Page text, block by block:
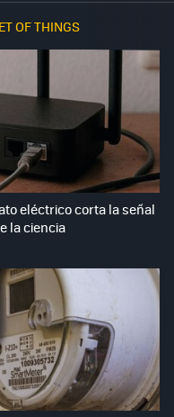
OF THINGS
eléctrico corta la señal
la ciencia